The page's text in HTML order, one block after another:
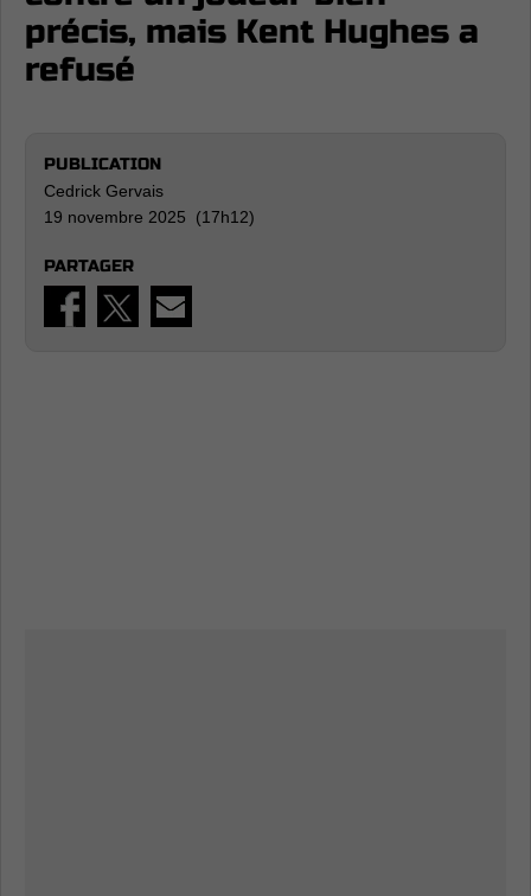
précis, mais Kent Hughes a
refusé
PUBLICATION
Cedrick Gervais
19 novembre 2025 (17h12)
PARTAGER